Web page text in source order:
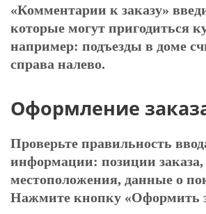
«Комментарии к заказу»
которые могут пригодиться
например: подъезды в доме
справа налево.
Оформление
Проверьте правильность
информации: позиции
местоположения, данные о
Нажмите кнопку «Оформить